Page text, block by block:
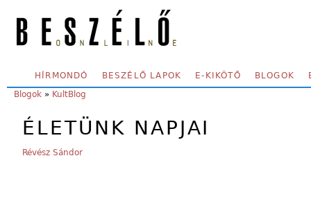
SECONDARY MENU
HÍRMONDÓ BESZÉLŐ LAPOK E-KIKÖTŐ BLOGOK
YOU ARE HERE:
Blogok » KultBlog
ÉLETÜNK NAPJAI
Révész Sándor